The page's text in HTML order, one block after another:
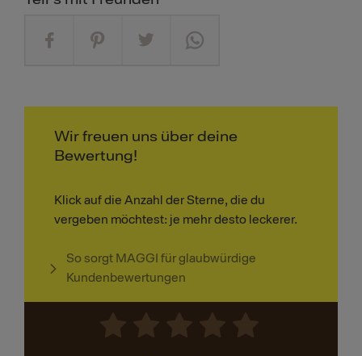
Wir freuen uns über deine
Bewertung!
Klick auf die Anzahl der Sterne, die du
vergeben möchtest: je mehr desto leckerer.
So sorgt MAGGI für glaubwürdige
Kundenbewertungen